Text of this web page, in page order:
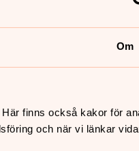
Om
finns också kakor för
och när vi länkar